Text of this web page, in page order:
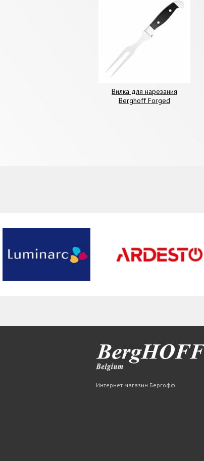
Вилка для нарезания
Berghoff Forged
Интернет магазин Бергофф